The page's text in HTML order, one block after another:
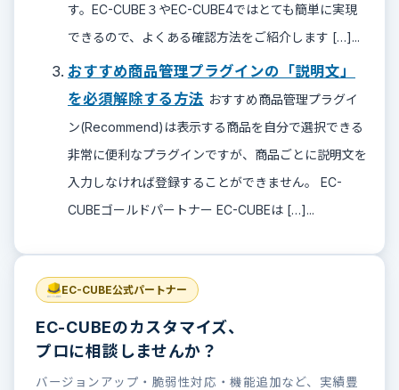
す。EC-CUBE３やEC-CUBE4ではとても簡単に実現
できるので、よくある確認方法をご紹介します […]...
おすすめ商品管理プラグインの「説明文」
を必須解除する方法 おすすめ商品管理プラグイ
ン(Recommend)は表示する商品を自分で選択できる
非常に便利なプラグインですが、商品ごとに説明文を
入力しなければ登録することができません。 EC-
CUBEゴールドパートナー EC-CUBEは […]...
EC-CUBE公式パートナー
EC-CUBEのカスタマイズ、
プロに相談しませんか？
バージョンアップ・脆弱性対応・機能追加など、実績豊